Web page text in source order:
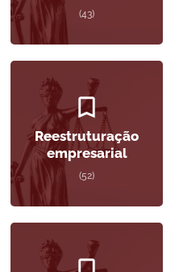
(43)
Reestruturação
empresarial
(52)